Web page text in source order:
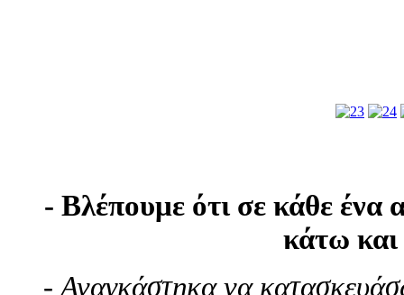
- Βλέπουμε ότι σε κάθε ένα
κάτω και
- Αναγκάστηκα να